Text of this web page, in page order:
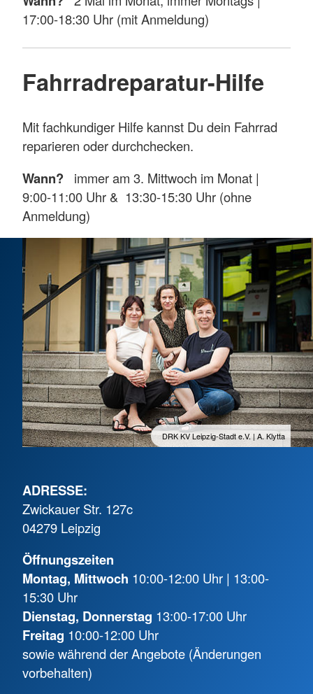
17:00-18:30 Uhr (mit Anmeldung)
Fahrradreparatur-Hilfe
Mit fachkundiger Hilfe kannst Du dein Fahrrad
reparieren oder durchchecken.
Wann? immer am 3. Mittwoch im Monat |
9:00-11:00 Uhr & 13:30-15:30 Uhr (ohne
Anmeldung)
DRK KV Leipzig-Stadt e.V. | A. Klytta
ADRESSE:
Zwickauer Str. 127c
04279 Leipzig
Öffnungszeiten
Montag, Mittwoch 10:00-12:00 Uhr | 13:00-
15:30 Uhr
Dienstag, Donnerstag 13:00-17:00 Uhr
Freitag 10:00-12:00 Uhr
sowie während der Angebote (Änderungen
vorbehalten)